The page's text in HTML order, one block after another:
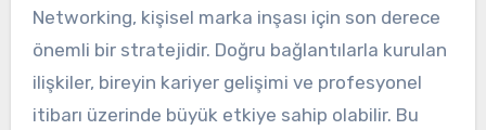
Networking, kişisel marka inşası için son derece
önemli bir stratejidir. Doğru bağlantılarla kurulan
ilişkiler, bireyin kariyer gelişimi ve profesyonel
itibarı üzerinde büyük etkiye sahip olabilir. Bu